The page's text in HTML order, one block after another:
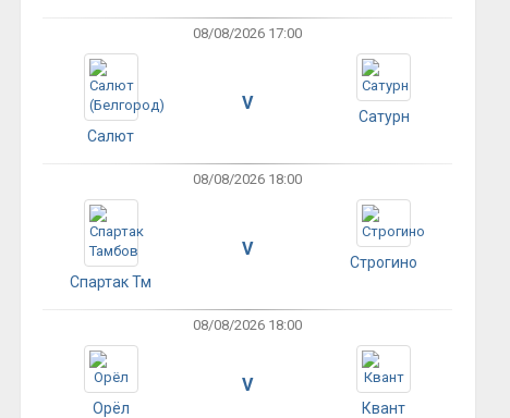
08/08/2026 17:00
Салют
V
Сатурн
08/08/2026 18:00
Спартак Тм
V
Строгино
08/08/2026 18:00
Орёл
V
Квант